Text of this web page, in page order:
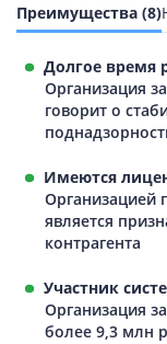
Преимущества (8)
Долгое время
Организация
говорит о
Имеются
Организацией
является
контрагента
Участник
Организация
более 9,3 млн